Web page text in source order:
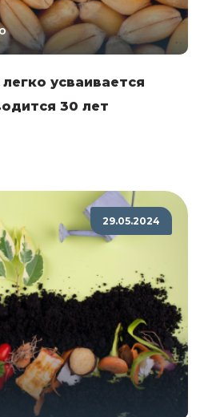
усваивается
30 лет
29.05.2024